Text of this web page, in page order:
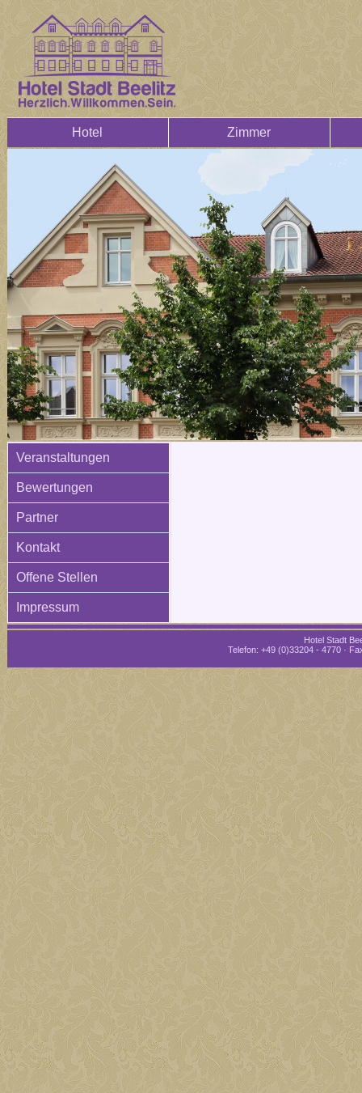
Hotel Zimmer
Veranstaltungen
Bewertungen
Partner
Kontakt
Offene Stellen
Impressum
Hotel Stadt
Telefon: +49 (0)33204 - 4770 ·